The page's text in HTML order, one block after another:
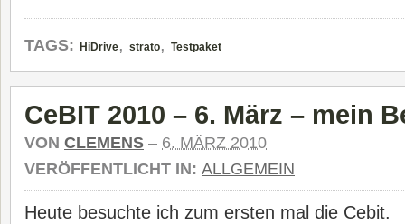
TAGS: HiDrive, strato, Testpaket
CeBIT 2010 – 6. März – mein
VON CLEMENS – 6. MÄRZ 2010
VERÖFFENTLICHT IN: ALLGEMEIN
Heute besuchte ich zum ersten mal die Cebit.